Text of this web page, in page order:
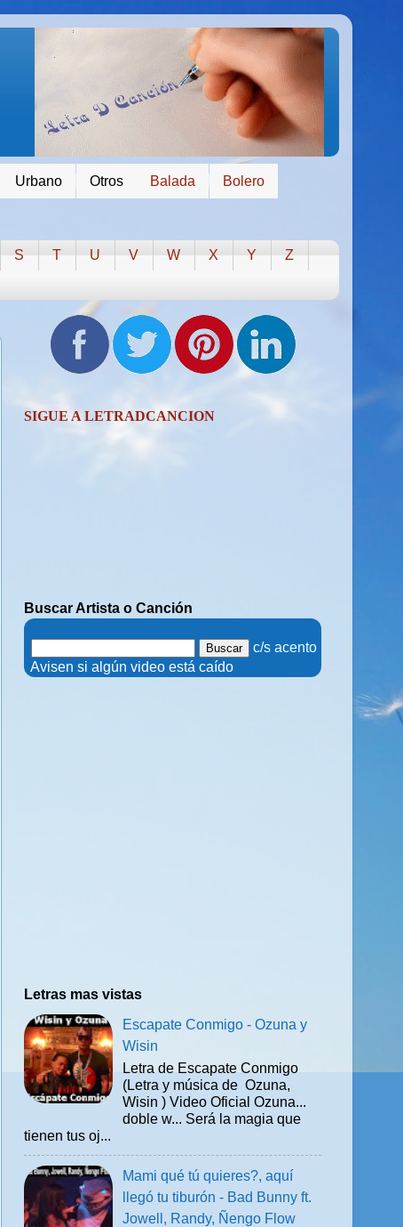
Urbano Otros Balada Bolero
S T U V W X Y
Z
SIGUE A LETRADCANCION
Buscar Artista o Canción
c/s acento
. Avisen si algún video está caído
Letras mas vistas
Escapate Conmigo - Ozuna y
Wisin
Letra de Escapate Conmigo
(Letra y música de Ozuna,
Wisin ) Video Oficial Ozuna...
doble w... Será la magia que
tienen tus oj...
Mami qué tú quieres?, aquí
llegó tu tiburón - Bad Bunny ft.
Jowell, Randy, Ñengo Flow